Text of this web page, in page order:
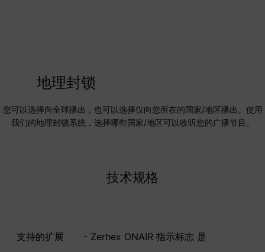
地理封锁
您可以选择向全球播出，也可以选择仅向您所在的国家/地区播出。使用
我们的地理封锁系统，选择哪些国家/地区可以收听您的广播节目。
技术规格
支持的扩展 - Zerhex ONAIR 指示标志 是